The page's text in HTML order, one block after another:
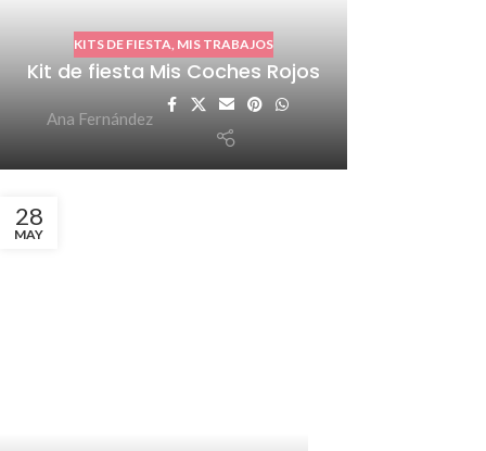
KITS DE FIESTA MIS TRABAJOS
Kit de fiesta Mis Coches Rojos
Ana Fernández
28
MAY